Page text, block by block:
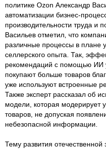
политике Ozon Александр
автоматизации бизнес-
производительности труда и
Васильев отметил, что
различные процессы в плане
селлерского опыта. Так,
рекомендаций с помощью ИИ
покупают больше товаров
уже используют встроенные
Также эксперт рассказал об
модели, которая модерирует
товаров, не допуская
небезопасной информации.
Тему развития отечественной